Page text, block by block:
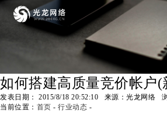
如何搭建高质量竞价帐户(
发表日期： 2015/8/18 20:52:10 来源：光龙网络
当前位置： 首页 - 行业动态 -